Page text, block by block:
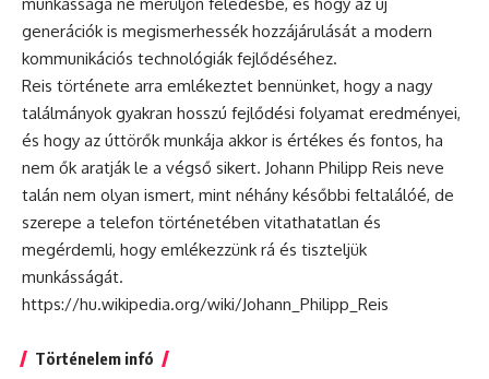
generációk is megismerhessék hozzájárulását a modern
kommunikációs technológiák fejlődéséhez.
Reis története arra emlékeztet bennünket, hogy a nagy
találmányok gyakran hosszú fejlődési folyamat eredményei,
és hogy az úttörők munkája akkor is értékes és fontos, ha
nem ők aratják le a végső sikert. Johann Philipp Reis neve
talán nem olyan ismert, mint néhány későbbi feltalálóé, de
szerepe a telefon történetében vitathatatlan és
megérdemli, hogy emlékezzünk rá és tiszteljük
munkásságát.
https://hu.wikipedia.org/wiki/Johann_Philipp_Reis
Történelem infó